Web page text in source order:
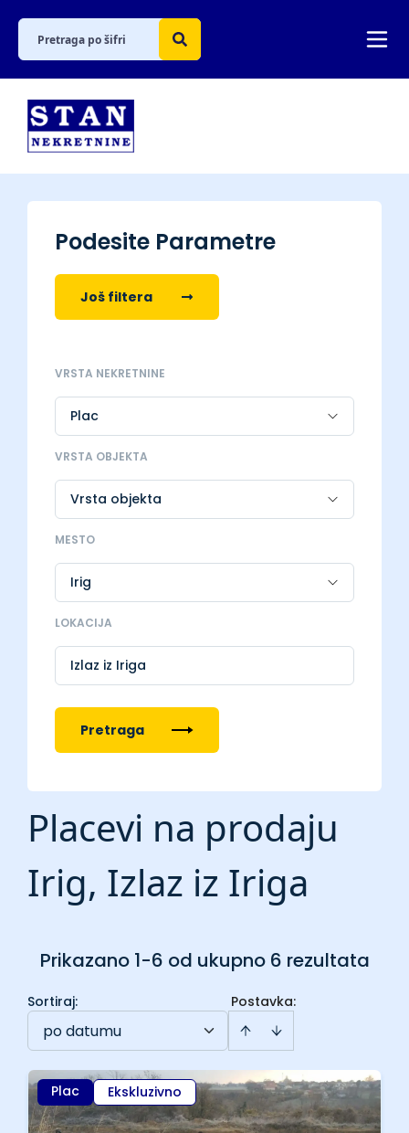
Podesite Parametre
Još filtera
VRSTA NEKRETNINE
VRSTA OBJEKTA
MESTO
LOKACIJA
Izlaz iz Iriga
Pretraga
Placevi na prodaju
Irig, Izlaz iz Iriga
Prikazano 1-6 od ukupno 6 rezultata
Postavka:
Sortiraj:
po datumu
Plac Ekskluzivno